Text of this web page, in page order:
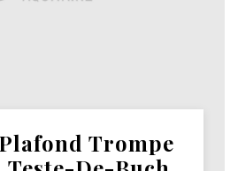
Trompe